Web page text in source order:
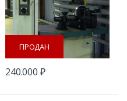
ПРОДАН
240.000 ₽